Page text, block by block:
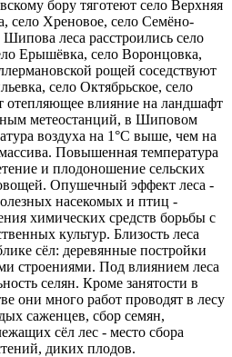
бору тяготеют село Верхняя
село Хреновое, село Семёно-
леса расстроились село
Ерышёвка, село Воронцовка,
рощей соседствуют
село Октябрьское, село
отепляющее влияние на ландшафт
метеостанций, в Шиповом
воздуха на 1°C выше, чем на
Повышенная температура
и плодоношение сельских
Опушечный эффект леса -
насекомых и птиц -
химических средств борьбы с
культур. Близость леса
сёл: деревянные постройки
строениями. Под влиянием леса
селян. Кроме занятости в
они много работ проводят в лесу
саженцев, сбор семян,
сёл лес - место сбора
диких плодов.